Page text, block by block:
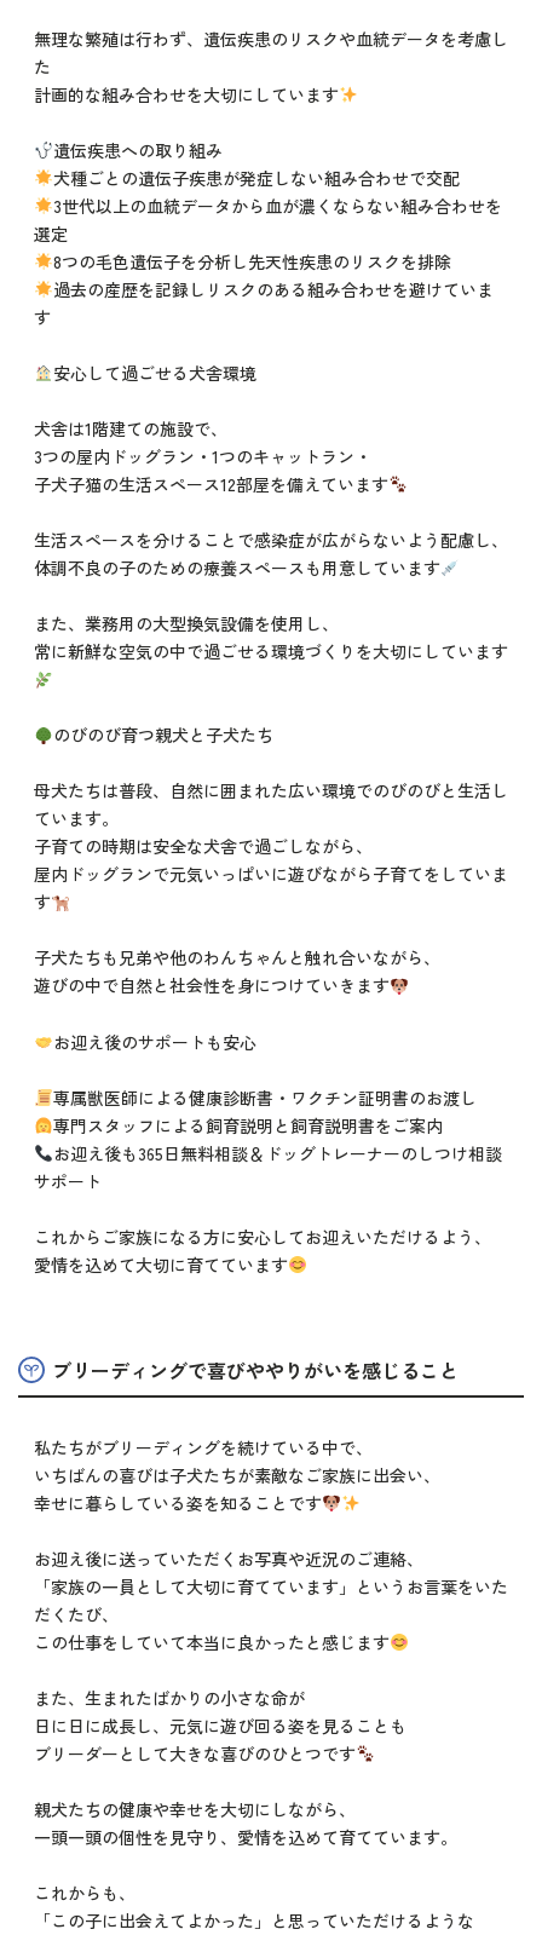
無理な繁殖は行わず、遺伝疾患のリスクや血統データを考慮し
た
計画的な組み合わせを大切にしています
遺伝疾患への取り組み
犬種ごとの遺伝子疾患が発症しない組み合わせで交配
3世代以上の血統データから血が濃くならない組み合わせを
選定
8つの毛色遺伝子を分析し先天性疾患のリスクを排除
過去の産歴を記録しリスクのある組み合わせを避けていま
す
安心して過ごせる犬舎環境
犬舎は1階建ての施設で、
3つの屋内ドッグラン・1つのキャットラン・
子犬子猫の生活スペース12部屋を備えています
生活スペースを分けることで感染症が広がらないよう配慮し、
体調不良の子のための療養スペースも用意しています
また、業務用の大型換気設備を使用し、
常に新鮮な空気の中で過ごせる環境づくりを大切にしています
のびのび育つ親犬と子犬たち
母犬たちは普段、自然に囲まれた広い環境でのびのびと生活し
ています。
子育ての時期は安全な犬舎で過ごしながら、
屋内ドッグランで元気いっぱいに遊びながら子育てをしていま
す
子犬たちも兄弟や他のわんちゃんと触れ合いながら、
遊びの中で自然と社会性を身につけていきます
お迎え後のサポートも安心
専属獣医師による健康診断書・ワクチン証明書のお渡し
専門スタッフによる飼育説明と飼育説明書をご案内
お迎え後も365日無料相談＆ドッグトレーナーのしつけ相談
サポート
これからご家族になる方に安心してお迎えいただけるよう、
愛情を込めて大切に育てています
ブリーディングで喜びややりがいを感じること
私たちがブリーディングを続けている中で、
いちばんの喜びは子犬たちが素敵なご家族に出会い、
幸せに暮らしている姿を知ることです
お迎え後に送っていただくお写真や近況のご連絡、
「家族の一員として大切に育てています」というお言葉をいた
だくたび、
この仕事をしていて本当に良かったと感じます
また、生まれたばかりの小さな命が
日に日に成長し、元気に遊び回る姿を見ることも
ブリーダーとして大きな喜びのひとつです
親犬たちの健康や幸せを大切にしながら、
一頭一頭の個性を見守り、愛情を込めて育てています。
これからも、
「この子に出会えてよかった」と思っていただけるような